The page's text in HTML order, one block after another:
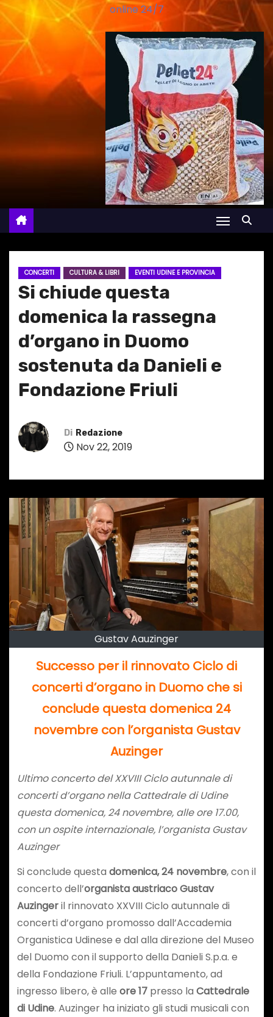
online 24/7
CONCERTI CULTURA & LIBRI EVENTI UDINE E PROVINCIA
Si chiude questa
domenica la rassegna
d’organo in Duomo
sostenuta da Danieli e
Fondazione Friuli
Di Redazione
Nov 22, 2019
Gustav Aauzinger
Successo per il rinnovato Ciclo di
concerti d’organo in Duomo che si
conclude questa domenica 24
novembre con l’organista Gustav
Auzinger
Ultimo concerto del XXVIII Ciclo autunnale di
concerti d’organo nella Cattedrale di Udine
questa domenica, 24 novembre, alle ore 17.00,
con un ospite internazionale, l’organista Gustav
Auzinger
Si conclude questa domenica, 24 novembre, con il
concerto dell’organista austriaco Gustav
Auzingeril rinnovato XXVIII Ciclo autunnale di
concerti d’organo promosso dall’Accademia
Organistica Udinese e dal alla direzione del Museo
del Duomo con il supporto della Danieli S.p.a. e
della Fondazione Friuli. L’appuntamento, ad
ingresso libero, è alle ore 17presso la Cattedrale
di Udine. Auzinger ha iniziato gli studi musicali con